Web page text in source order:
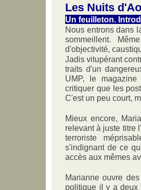
Les Nuits
Un feuilleton.
Nous entrons dans
sommeillent.
d'objectivité,
Jadis vitupérant
traits d'un
UMP, le
critiquer que les
C'est un peu court,
Mieux encore,
relevant à juste titre
terroriste
s'indignant de ce
accès aux mêmes
Marianne ouvre
politique il y a deux